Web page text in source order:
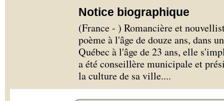
Notice biographique
(France - ) Romancière et
poème à l'âge de douze ans, dans
Québec à l'âge de 23 ans, elle
a été conseillère municipale et
la culture de sa ville....